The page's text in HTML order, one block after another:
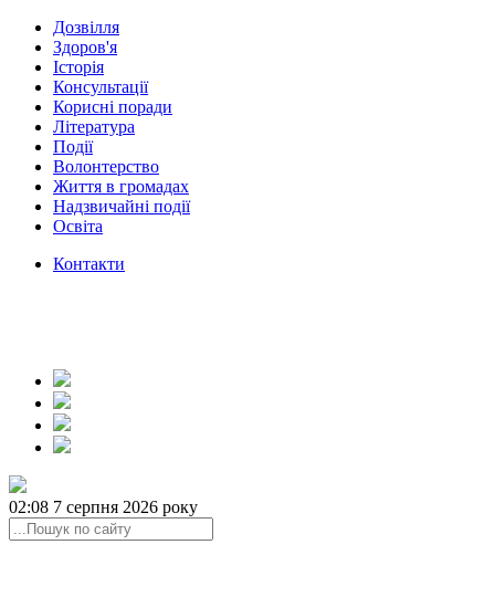
Дозвілля
Здоров'я
Історія
Консультації
Корисні поради
Література
Події
Волонтерство
Життя в громадах
Надзвичайні події
Освіта
Контакти
02:08 7 серпня 2026 року